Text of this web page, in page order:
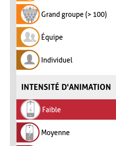
Grand groupe (> 100)
Équipe
Individuel
INTENSITÉ D'ANIMATION
Faible
Moyenne